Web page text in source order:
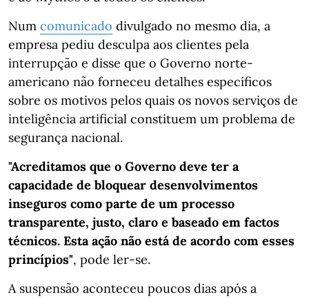
Num comunicado divulgado no mesmo dia, a
empresa pediu desculpa aos clientes pela
interrupção e disse que o Governo norte-
americano não forneceu detalhes específicos
sobre os motivos pelos quais os novos serviços de
inteligência artificial constituem um problema de
segurança nacional.
"Acreditamos que o Governo deve ter a
capacidade de bloquear desenvolvimentos
inseguros como parte de um processo
transparente, justo, claro e baseado em factos
técnicos. Esta ação não está de acordo com esses
princípios", pode ler-se.
A suspensão aconteceu poucos dias após a